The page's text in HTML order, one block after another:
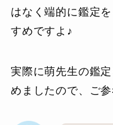
はなく端的に鑑定
すめですよ♪
実際に萌先生の鑑
めましたので、ご参